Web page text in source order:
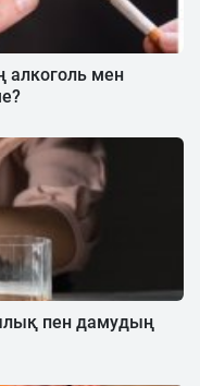
алкоголь мен
пен дамудың